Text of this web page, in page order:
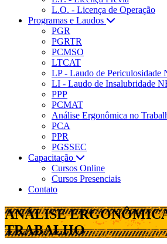
L.O. - Licença de Operação
Programas e Laudos
PGR
PGRTR
PCMSO
LTCAT
LP - Laudo de Periculosidade
LI - Laudo de Insalubridade
PPP
PCMAT
Análise Ergonômica no
PCA
PPR
PGSSEC
Capacitação
Cursos Online
Cursos Presenciais
Contato
ANÁLISE
TRABALHO